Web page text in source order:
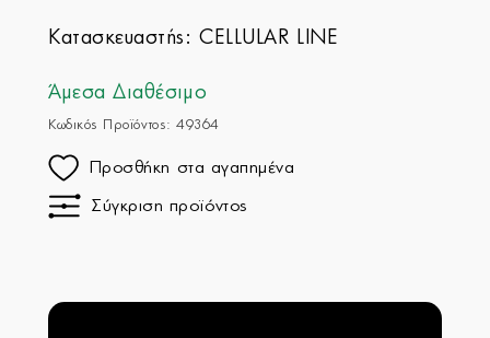
Κατασκευαστής:CELLULAR LINE
Άμεσα Διαθέσιμο
Κωδικός Προϊόντος: 49364
Προσθήκη στα αγαπημένα
Σύγκριση προϊόντος